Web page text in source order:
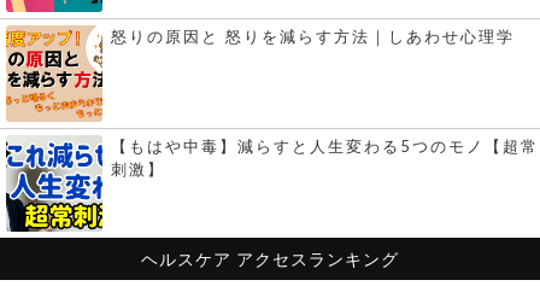
怒りの原因と 怒りを減らす方法｜しあわせ心理学
【もはや中毒】減らすと人生変わる5つのモノ【超常
刺激】
ヘルスケア アクセスランキング